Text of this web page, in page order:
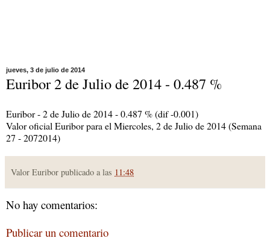
jueves, 3 de julio de 2014
Euribor 2 de Julio de 2014 - 0.487 %
Euribor - 2 de Julio de 2014 - 0.487 % (dif -0.001)
Valor oficial Euribor para el Miercoles, 2 de Julio de 2014 (Semana
27 - 2072014)
Valor Euribor publicado a las 11:48
No hay comentarios:
Publicar un comentario